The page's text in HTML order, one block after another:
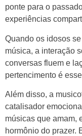
ponte para o
experiências
Quando os idosos
música, a interação
conversas fluem e
pertencimento é
Além disso, a
catalisador
músicas que amam,
hormônio do prazer.